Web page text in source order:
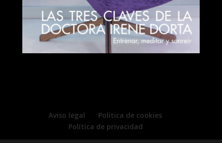
Aviso legal
Política de cookies
Política de privacidad